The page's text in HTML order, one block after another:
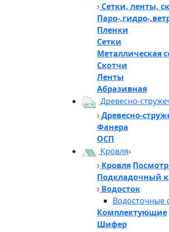
Сетки, ленты,
Паро-,гидро-
Пленки
Сетки
Металлическая
Скотчи
Ленты
Абразивная
Древесно-
Древесно-
Фанера
ОСП
Кровля
Кровля
Подкладочный
Водосток
Водосточные
Комплектующие
Шифер